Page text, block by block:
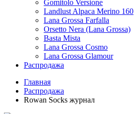
Gomitolo Versione
Landlust Alpaca Merino 160
Lana Grossa Farfalla
Orsetto Nera (Lana Grossa)
Basta Mista
Lana Grossa Cosmo
Lana Grossa Glamour
Распродажа
Главная
Распродажа
Rowan Socks журнал